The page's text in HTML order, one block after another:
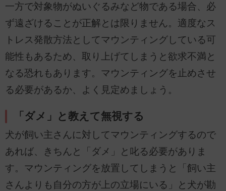
一方で対象物がぬいぐるみなど物である場合、必
ず遠ざけることが正解とは限りません。適度なス
トレス発散方法としてマウンティングしている可
能性もあるため、取り上げてしまうと欲求不満と
なる恐れもあります。マウンティングを止めさせ
る必要があるか、よく見定めましょう。
「ダメ」と教えて無視する
犬が飼い主さんに対してマウンティングするので
あれば、きちんと「ダメ」と叱る必要がありま
す。マウンティングを放置してしまうと「飼い主
さんよりも自分の方が上の立場にいる」と犬が勘